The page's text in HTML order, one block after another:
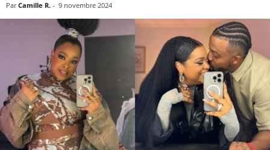
Par Camille R. - 9 novembre 2024